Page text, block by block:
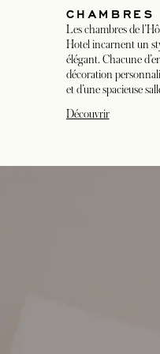
CHAMBRES
Les chambres de
Hotel incarnent un
élégant. Chacune
décoration
et d’une spacieuse
Découvrir